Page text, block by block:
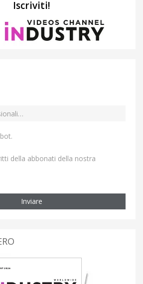
Iscriviti!
della abbonati della nostra
Inviare